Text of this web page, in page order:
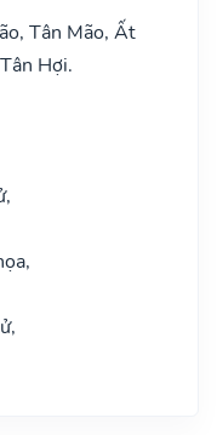
Tân Mão, Ất
Hợi.